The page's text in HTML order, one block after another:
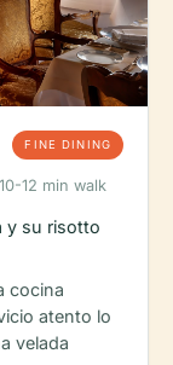
FINE DINING
10-12 min walk
y su risotto
cocina
atento lo
velada